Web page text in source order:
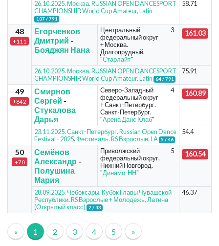
26.10.2025. Москва. RUSSIAN OPEN DANCESPORT
CHAMPIONSHIP.World Cup Amateur, Latin
107 / 791
58.71
48
+111
Егорченков
Дмитрий -
Бояджян Нана
Центральный
федеральный округ
+ Москва.
Долгопрудный.
"Старлайт"
3 161.03
26.10.2025. Москва. RUSSIAN OPEN DANCESPORT
CHAMPIONSHIP.World Cup Amateur, Latin 64 / 791
75.91
49
+842
Смирнов
Сергей -
Стукалова
Дарья
Северо-Западный
федеральный округ
+ Санкт-Петербург.
Санкт-Петербург.
"Арена Данс Клаб"
4 160.89
23.11.2025. Санкт-Петербург. Russian Open Dance
Festival - 2025.Фестиваль. RS Взрослые, LA 5 / 46
54.4
50
+70
Семёнов
Александр -
Полушина
Мария
Приволжский
федеральный округ.
Нижний Новгород.
"Динамо-НН"
5 160.54
28.09.2025. Чебоксары. Кубок Главы Чувашской
Республики.RS Взрослые + Молодежь, Латина
(Открытый класс)
2 / 43
46.37
« 1 2 3 4 5 »